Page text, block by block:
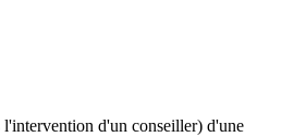
l'intervention d'un conseiller) d'une